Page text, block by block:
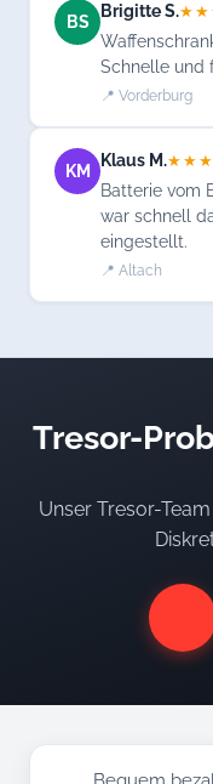
BS
Brigitte S.
Schnelle und
📍 Vorderburg
KM
Klaus M.
Batterie vom
war schnell
eingestellt.
📍 Altach
Tresor-
Unser Tresor-